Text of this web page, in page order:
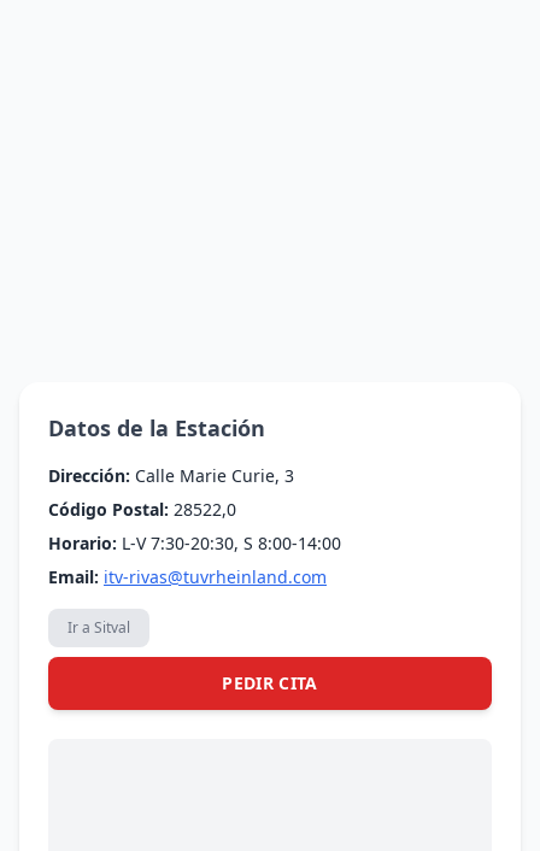
Datos de la Estación
Dirección: Calle Marie Curie, 3
Código Postal: 28522,0
Horario: L-V 7:30-20:30, S 8:00-14:00
Email: itv-rivas@tuvrheinland.com
Ir a Sitval
PEDIR CITA